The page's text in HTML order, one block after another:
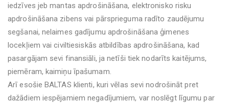
iedzīves jeb mantas apdrošināšana, elektronisko risku
apdrošināšana zibens vai pārsprieguma radīto zaudējumu
segšanai, nelaimes gadījumu apdrošināšana ģimenes
locekļiem vai civiltiesiskās atbildības apdrošināšana, kad
pasargājam sevi finansiāli, ja netīši tiek nodarīts kaitējums,
piemēram, kaimiņu īpašumam.
Arī esošie BALTAS klienti, kuri vēlas sevi nodrošināt pret
dažādiem iespējamiem negadījumiem, var noslēgt līgumu par